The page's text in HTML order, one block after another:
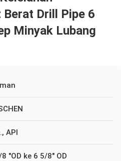
Berat Drill Pipe 6
Minyak Lubang
API
"OD ke 6 5/8" OD